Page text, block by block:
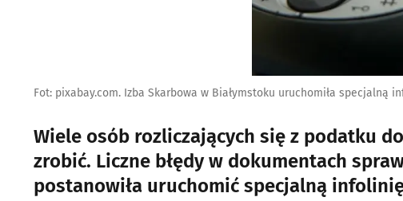
Fot: pixabay.com. Izba Skarbowa w Białymstoku uruchomiła specjalną
Wiele osób rozliczających się z podatku
zrobić. Liczne błędy w dokumentach
postanowiła uruchomić specjalną